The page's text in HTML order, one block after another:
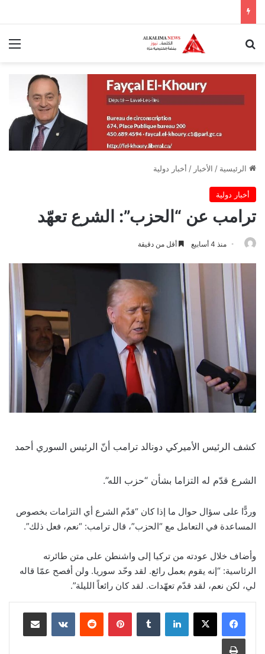
الرئيسية / الأخبار / أخبار دولية
أخبار دولية
ترامب عن “الحزب”: الشرع تعهّد
منذ 4 أسابيع أقل من دقيقة
كشف الرئيس الأميركي دونالد ترامب أنّ الرئيس السوري أحمد
الشرع قدّم له التزاما بشأن “حزب الله”.
وردًّا على سؤال حوال ما إذا كان “قدّم الشرع أي التزامات بخصوص
المساعدة في التعامل مع “الحزب”، قال ترامب: “نعم، فعل ذلك”.
وأضاف خلال عودته من تركيا إلى واشنطن على متن طائرته
الرئاسية: “إنه يقوم بعمل رائع. لقد وحّد سوريا. ولن أفصح عمّا قاله
لي، لكن نعم، لقد قدّم تعهّدات. لقد كان رائعاً الليلة”.
لينكدإن بينتيريست